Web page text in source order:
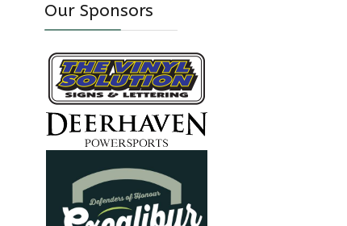
Our Sponsors